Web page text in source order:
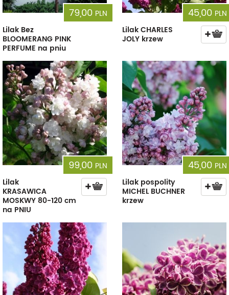
79,00 PLN
Lilak Bez
BLOOMERANG PINK
PERFUME na pniu
45,00 PLN
Lilak CHARLES
JOLY krzew
99,00 PLN
Lilak
KRASAWICA
MOSKWY 80-120 cm
na PNIU
45,00 PLN
Lilak pospolity
MICHEL BUCHNER
krzew